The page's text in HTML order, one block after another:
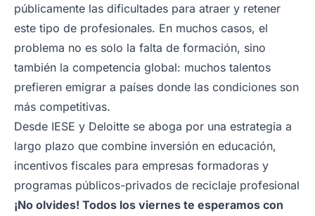
públicamente las dificultades para atraer y retener
este tipo de profesionales. En muchos casos, el
problema no es solo la falta de formación, sino
también la competencia global: muchos talentos
prefieren emigrar a países donde las condiciones son
más competitivas.
Desde IESE y Deloitte se aboga por una estrategia a
largo plazo que combine inversión en educación,
incentivos fiscales para empresas formadoras y
programas públicos-privados de reciclaje profesional
¡No olvides! Todos los viernes te esperamos con